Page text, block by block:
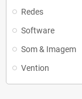
Redes
Software
Som & Imagem
Vention